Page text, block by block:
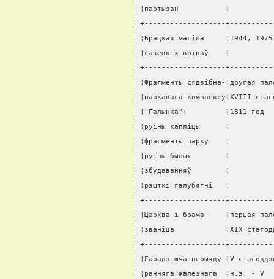
¦партызан           ¦
+-------------------
¦Брацкая магiла     ¦1944,
¦савецкiх воiнаў    ¦
+-------------------
¦Фрагменты сядзiбна-
¦паркавага
¦"Галынка":         ¦1811
¦руiны каплiцы      ¦
¦фрагменты парку    ¦
¦руiны былых        ¦
¦збудаванняў        ¦
¦рэшткi галубятнi   ¦
+-------------------
¦Царква i брама-    ¦першая
¦званiца            ¦XIX
+-------------------
¦Гарадзiшча перыяду ¦V
¦ранняга жалезнага  ¦н.э. -